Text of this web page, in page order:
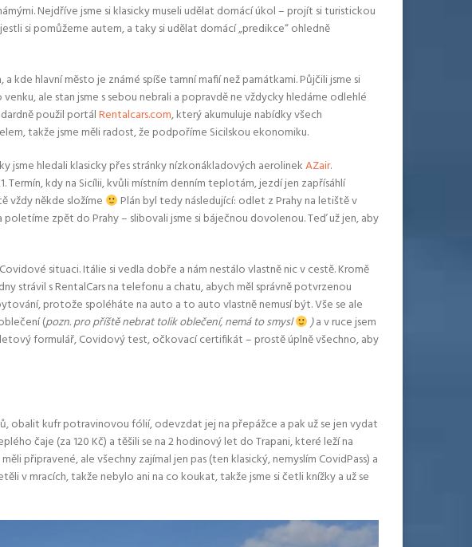
Nejdříve jsme si klasicky museli udělat domácí úkol – projít si turistickou
si pomůžeme autem, a taky si udělat domácí „predikce“ ohledně
kde hlavní město je známé spíše tamní mafií než památkami. Půjčili jsme si
ale stan jsme s sebou nebrali a popravdě ne vždycky hledáme odlehlé
použil portálRentalcars.com, který akumuluje nabídky všech
takže jsme měli radost, že podpoříme Sicilskou ekonomiku.
hledali klasicky přes stránky nízkonákladových aerolinekAZair.
Termín, kdy na Sicílii, kvůli místním denním teplotám, jezdí jen zapřísáhlí
vždy někde složíme
Plán byl tedy následující: odlet z Prahy na letiště v
zpět do Prahy – slibovali jsme si báječnou dovolenou. Teď už jen, aby
situaci. Itálie si vedla dobře a nám nestálo vlastně nic v cestě. Kromě
strávil s RentalCars na telefonu a chatu, abych měl správně potvrzenou
protože spoléháte na auto a to auto vlastně nemusí být. Vše se ale
(pozn. pro příště nebrat tolik oblečení, nemá to smysl )a v ruce jsem
formulář, Covidový test, očkovací certifikát – prostě úplně všechno, aby
obalit kufr potravinovou fólií, odevzdat jej na přepážce a pak už se jen vydat
čaje (za 120 Kč) a těšili se na 2 hodinový let do Trapani, které leží na
připravené, ale všechny zajímal jen pas (ten klasický, nemyslím CovidPass) a
v mracích, takže nebylo ani na co koukat, takže jsme si četli knížky a už se